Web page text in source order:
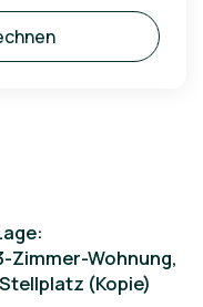
Wohnung,
(Kopie)